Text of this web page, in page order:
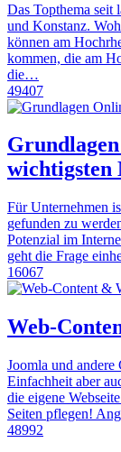
Das Topthema seit
und Konstanz.
können am
kommen, die am
die…
49407
wichtigsten
Für Unternehmen
gefunden zu
Potenzial im
geht die Frage
16067
Web-
Joomla und andere
Einfachheit aber
die eigene
Seiten pflegen!
48992